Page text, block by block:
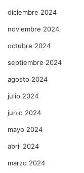
diciembre 2024
noviembre 2024
octubre 2024
septiembre 2024
agosto 2024
julio 2024
junio 2024
mayo 2024
abril 2024
marzo 2024